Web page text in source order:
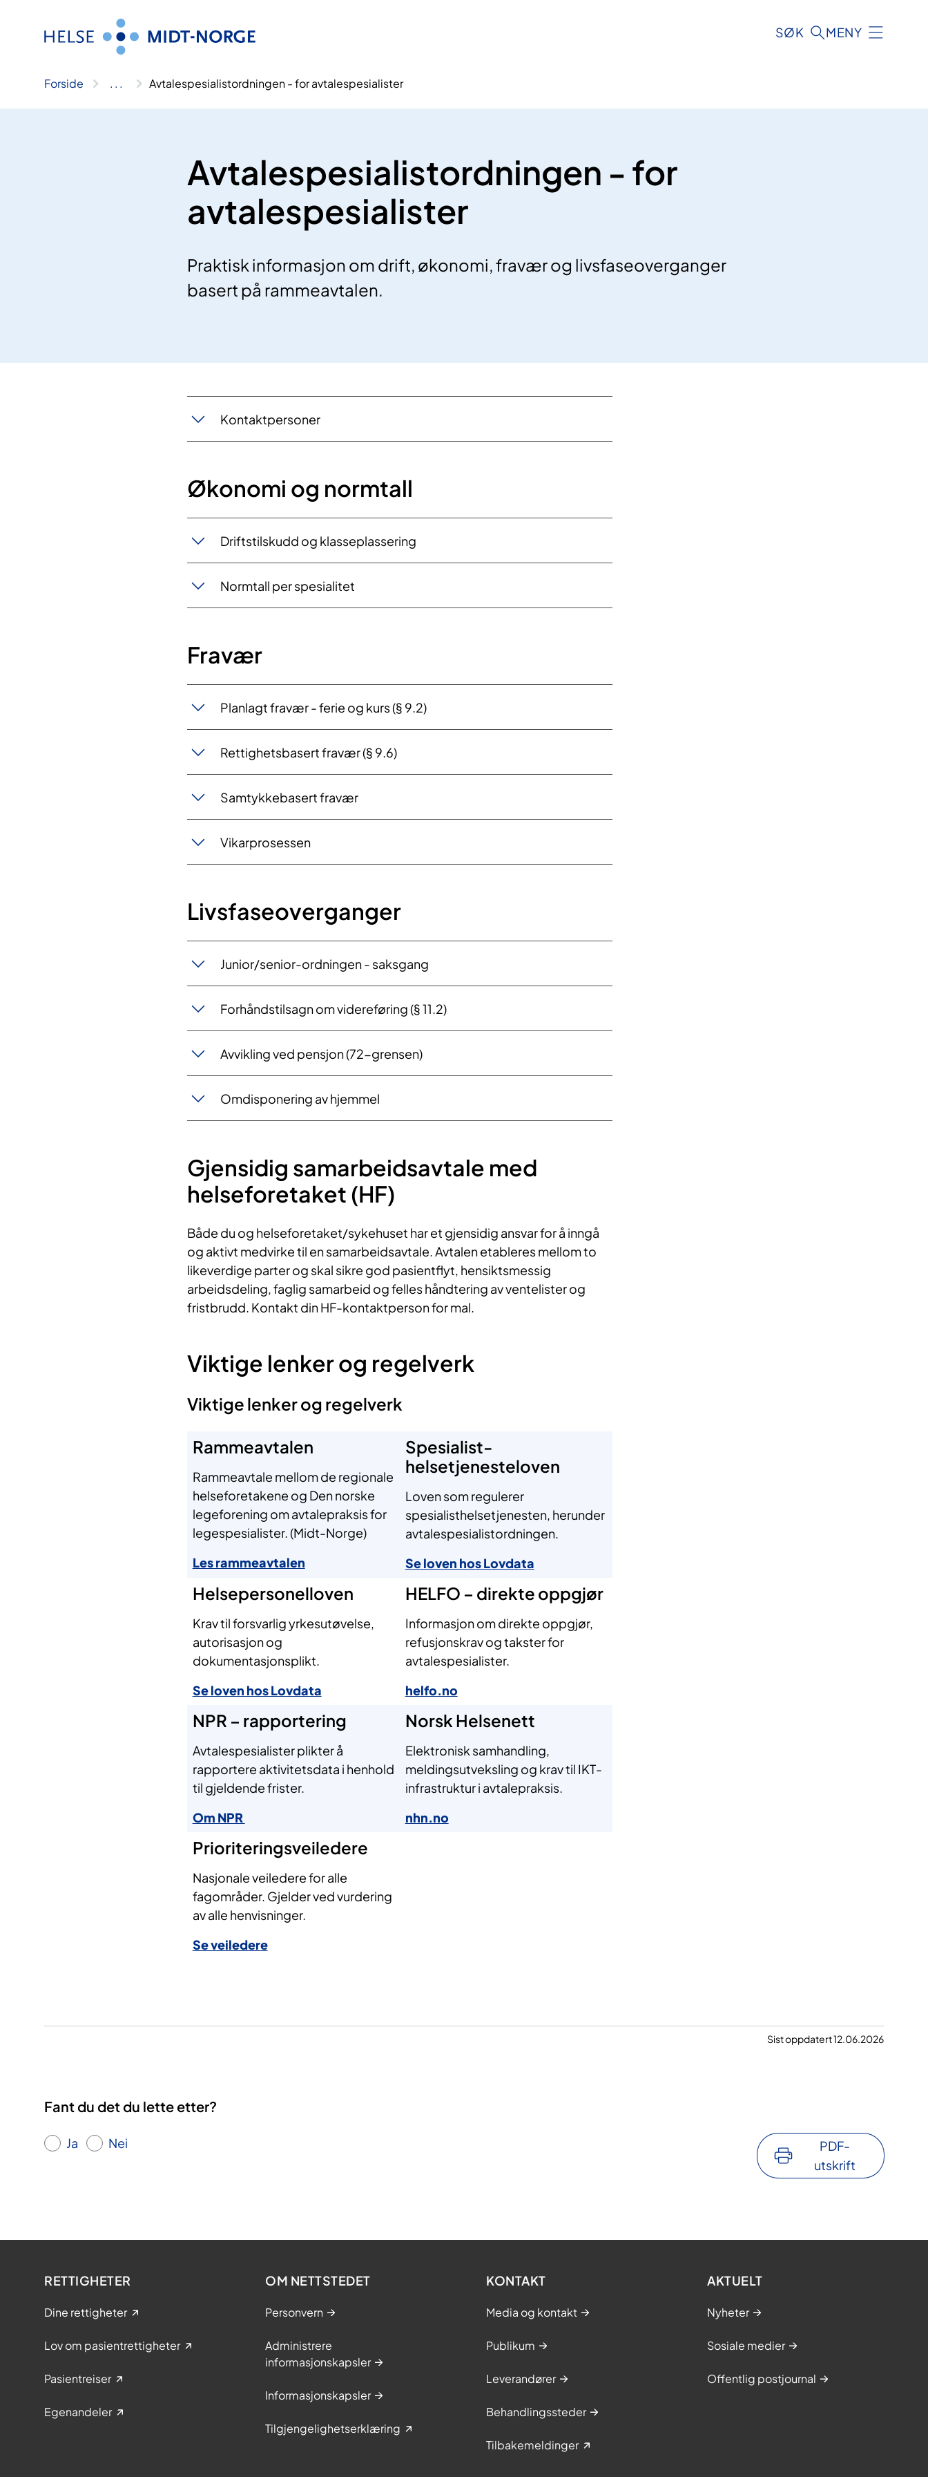
SØK MENY
Forside .. . Avtalespesialistordningen - for avtalespesialister
Avtalespesialistordningen - for
avtalespesialister
Praktisk informasjon om drift, økonomi, fravær og livsfaseoverganger
basert på rammeavtalen.
Kontaktpersoner
Økonomi og normtall
Driftstilskudd og klasseplassering
Normtall per spesialitet
Fravær
Planlagt fravær - ferie og kurs (§ 9.2)
Rettighetsbasert fravær (§ 9.6)
Samtykkebasert fravær
Vikarprosessen
Livsfaseoverganger
Junior/senior-ordningen - saksgang
Forhåndstilsagn om videreføring (§ 11.2)
Avvikling ved pensjon (72-grensen)
Omdisponering av hjemmel
Gjensidig samarbeidsavtale med
helseforetaket (HF)
Både du og helseforetaket/sykehuset har et gjensidig ansvar for å inngå
og aktivt medvirke til en samarbeidsavtale. Avtalen etableres mellom to
likeverdige parter og skal sikre god pasientflyt, hensiktsmessig
arbeidsdeling, faglig samarbeid og felles håndtering av ventelister og
fristbrudd. Kontakt din HF-kontaktperson for mal.
Viktige lenker og regelverk
Viktige lenker og regelverk
Rammeavtalen
Rammeavtale mellom de regionale
helseforetakene og Den norske
legeforening om avtalepraksis for
legespesialister. (Midt-Norge)
Les rammeavtalen
Spesialist-
helsetjenesteloven
Loven som regulerer
spesialisthelsetjenesten, herunder
avtalespesialistordningen.
Se loven hos Lovdata
Helsepersonelloven
Krav til forsvarlig yrkesutøvelse,
autorisasjon og
dokumentasjonsplikt.
Se loven hos Lovdata
HELFO – direkte oppgjør
Informasjon om direkte oppgjør,
refusjonskrav og takster for
avtalespesialister.
helfo.no
NPR – rapportering
Avtalespesialister plikter å
rapportere aktivitetsdata i henhold
til gjeldende frister.
Om NPR
Norsk Helsenett
Elektronisk samhandling,
meldingsutveksling og krav til IKT-
infrastruktur i avtalepraksis.
nhn.no
Prioriteringsveiledere
Nasjonale veiledere for alle
fagområder. Gjelder ved vurdering
av alle henvisninger.
Se veiledere
Sist oppdatert 12.06.2026
Fant du det du lette etter?
Ja Nei
PDF-
utskrift
RETTIGHETER
Dine rettigheter
Lov om pasientrettigheter
Pasientreiser
Egenandeler
OM NETTSTEDET
Personvern
Administrere
informasjonskapsler
Informasjonskapsler
Tilgjengelighetserklæring
KONTAKT
Media og kontakt
Publikum
Leverandører
Behandlingssteder
Tilbakemeldinger
AKTUELT
Nyheter
Sosiale medier
Offentlig postjournal